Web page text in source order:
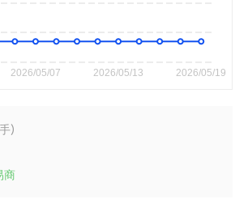
)
商